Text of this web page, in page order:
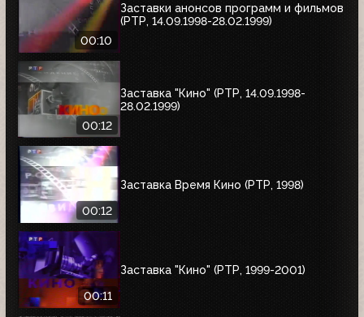
00:10
Заставки анонсов программ и фильмов
(РТР, 14.09.1998-28.02.1999)
00:12
Заставка "Кино" (РТР, 14.09.1998-
28.02.1999)
00:12
Заставка Время Кино (РТР, 1998)
00:11
Заставка "Кино" (РТР, 1999-2001)